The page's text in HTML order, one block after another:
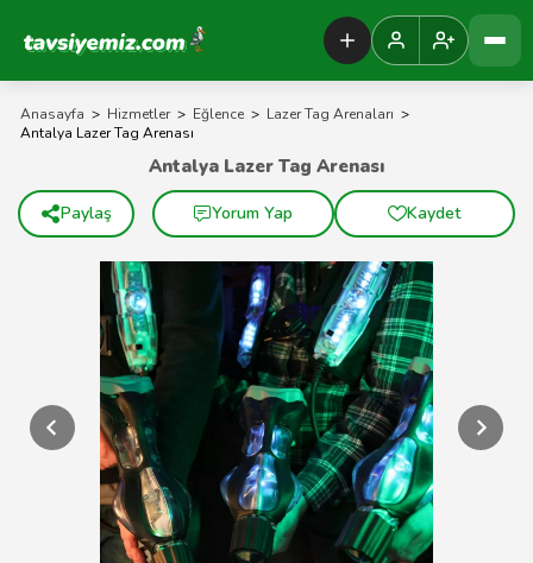
Tavsiyemiz Anasayfa
Anasayfa > Hizmetler > Eğlence > Lazer Tag Arenaları >
Antalya Lazer Tag Arenası
Antalya Lazer Tag Arenası
Paylaş Yorum Yap Kaydet